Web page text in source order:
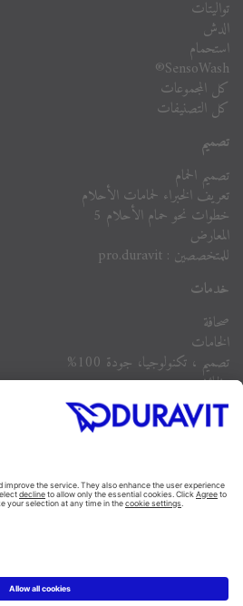
تواليتات
الدش
استحمام
SensoWash®
كل المجموعات
كل التصنيفات
تصميم
تصميم الحمام
تعريف الخبراء لحمامات الأحلام
خطوات نحو حمام الأحلام 5
المعارض
للمتخصصين : pro.duravit
خدمات
صحافة
الخامات
تصميم ، تكنولوجيا، جودة 100%
وظائف
الشركة
أسئلة مكررة
Facebook